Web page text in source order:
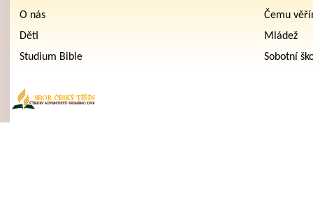
O nás
Čemu
Děti
Mládež
Studium Bible
Sobotní